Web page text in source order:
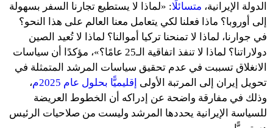
الدولة الإيرانية، متسائلًا: «لماذا لا يستطيع تجارنا السفر بسهولة
إلى أوروبا؟ ماذا فعلنا لكي يتعامل معنا العالم على هذا النحو؟
في جوارنا، لماذا لا تمنحنا تركيا أموالنا؟ لماذا لا تُعيد الصين
دولاراتنا؟ لماذا لا تنفذ اتفاقية الـ25 عامًا؟»، مؤكدًا أن سياسات
الانغلاق تسببت في عدم تحقيق سياسات المرشد المتمثلة في
تحويل إيران إلى المرتبة الأولى إقليميًّا بحلول عام 2025م
،
وذلك في مفارقة واضحة عن إدراكه أن الخطوط العريضة
للسياسة الإيرانية يحددها المرشد وليست من صلاحيات الرئيس